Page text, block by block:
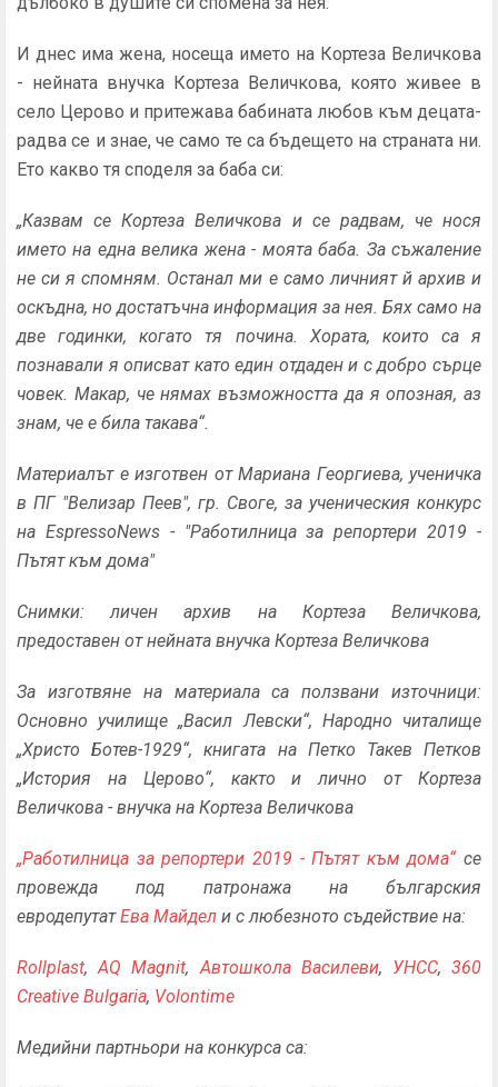
И днес има жена, носеща името на Кортеза Величкова
- нейната внучка Кортеза Величкова, която живее в
село Церово и притежава бабината любов към децата-
радва се и знае, че само те са бъдещето на страната ни.
Ето какво тя споделя за баба си:
„Казвам се Кортеза Величкова и се радвам, че нося
името на една велика жена - моята баба. За съжаление
не си я спомням. Останал ми е само личният й архив и
оскъдна, но достатъчна информация за нея. Бях само на
две годинки, когато тя почина. Хората, които са я
познавали я описват като един отдаден и с добро сърце
човек. Макар, че нямах възможността да я опозная, аз
знам, че е била такава“.
Материалът е изготвен от Мариана Георгиева, ученичка
в ПГ "Велизар Пеев", гр. Своге, за ученическия конкурс
на EspressoNews - "Работилница за репортери 2019 -
Пътят към дома"
Снимки: личен архив на Кортеза Величкова,
предоставен от нейната внучка Кортеза Величкова
За изготвяне на материала са ползвани източници:
Основно училище „Васил Левски“, Народно читалище
„Христо Ботев-1929“, книгата на Петко Такев Петков
„История на Церово“, както и лично от Кортеза
Величкова - внучка на Кортеза Величкова
„Работилница за репортери 2019 - Пътят към дома“се
провежда под патронажа на българския
евродепутатЕва Майдел и с любезното съдействие на:
Rollplast,AQ Magnit,Автошкола Василеви, УНСС,360
Creative Bulgaria, Volontime
Медийни партньори на конкурса са: